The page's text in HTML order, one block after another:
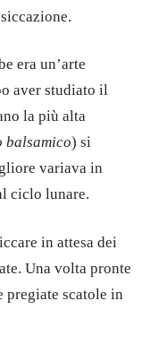
era un’arte
aver studiato il
la più alta
balsamico) si
variava in
ciclo lunare.
in attesa dei
Una volta pronte
scatole in